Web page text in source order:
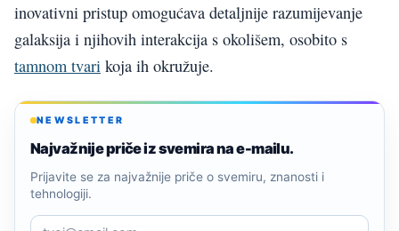
inovativni pristup omogućava detaljnije razumijevanje
galaksija i njihovih interakcija s okolišem, osobito s
tamnom tvari koja ih okružuje.
NEWSLETTER
Najvažnije priče iz svemira na e-mailu.
Prijavite se za najvažnije priče o svemiru, znanosti i
tehnologiji.